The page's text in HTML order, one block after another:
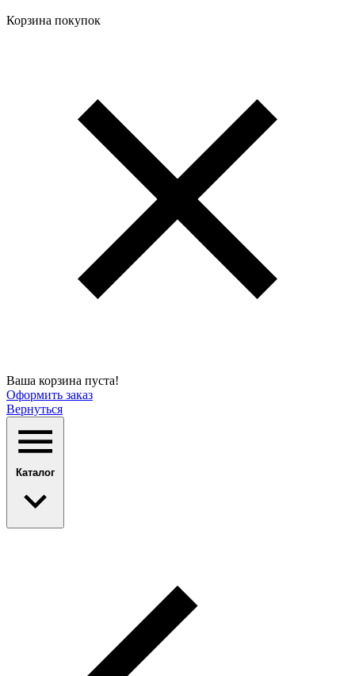
Корзина покупок
Ваша корзина пуста!
Оформить заказ
Вернуться
Каталог